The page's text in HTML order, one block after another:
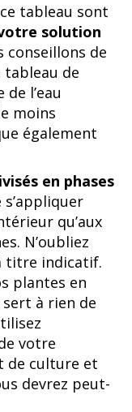
tableau sont
solution
conseillons de
de
l’eau
moins
également
en phases
s’appliquer
qu’aux
N’oubliez
titre indicatif.
plantes en
à rien de
votre
de culture et
devrez peut-